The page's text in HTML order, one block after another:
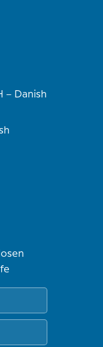
– Danish